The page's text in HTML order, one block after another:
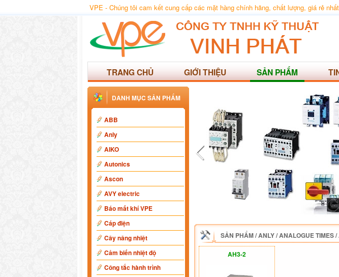
VPE - Chúng tôi cam kết cung cấp các mặt hàng chính hãng, chất lượng, giá rẻ
TRANG CHỦ GIỚI THIỆU SẢN PHẨM
DANH MỤC SẢN PHẨM
ABB
Anly
AIKO
Autonics
Ascon
AVY electric
Báo mất khí VPE
Cáp điện
Cây nâng nhiệt
Cảm biến nhiệt độ
Công tắc hành trình
SẢN PHẨM/ANLY/ANALOGUE TIMES/
AH3-2